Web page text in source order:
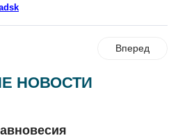
Вперед
НОВОСТИ